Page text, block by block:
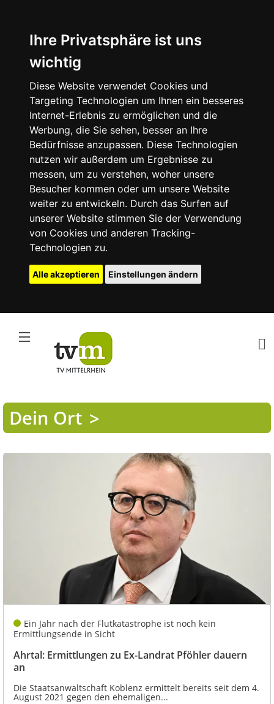
Ihre Privatsphäre ist uns
wichtig
Diese Website verwendet Cookies und
Targeting Technologien um Ihnen ein besseres
Internet-Erlebnis zu ermöglichen und die
Werbung, die Sie sehen, besser an Ihre
Bedürfnisse anzupassen. Diese Technologien
nutzen wir außerdem um Ergebnisse zu
messen, um zu verstehen, woher unsere
Besucher kommen oder um unsere Website
weiter zu entwickeln. Durch das Surfen auf
unserer Website stimmen Sie der Verwendung
von Cookies und anderen Tracking-
Technologien zu.
Alle akzeptieren Einstellungen ändern
Dein Ort
Ein Jahr nach der Flutkatastrophe ist noch kein
Ermittlungsende in Sicht
Ahrtal: Ermittlungen zu Ex-Landrat Pföhler dauern
an
Die Staatsanwaltschaft Koblenz ermittelt bereits seit dem 4.
August 2021 gegen den ehemaligen...